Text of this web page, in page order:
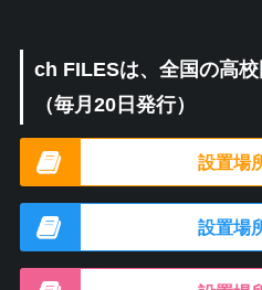
ch FILESは、全国の高
（毎月20日発行）
設置場
設置場